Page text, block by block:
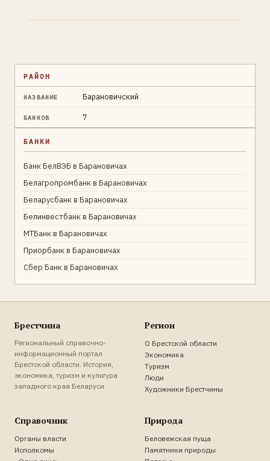
РАЙОН
НАЗВАНИЕ Барановичский
БАНКОВ 7
БАНКИ
Банк БелВЭБ в Барановичах
Белагропромбанк в Барановичах
Беларусбанк в Барановичах
Белинвестбанк в Барановичах
МТБанк в Барановичах
Приорбанк в Барановичах
Сбер Банк в Барановичах
Брестчина
Региональный справочно-
информационный портал
Брестской области. История,
экономика, туризм и культура
западного края Беларуси
Регион
О Брестской области
Экономика
Туризм
Люди
Художники Брестчины
Справочник
Органы власти
Исполкомы
Природа
Беловежская пуща
Памятники природы